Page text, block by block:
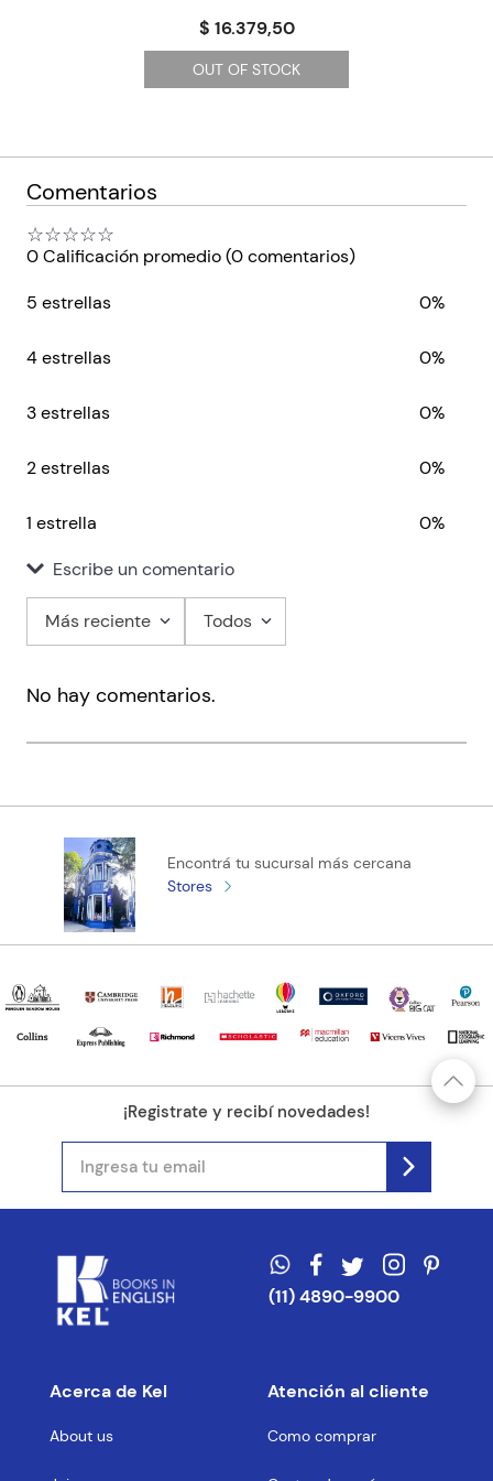
$ 16.379,50
OUT OF STOCK
Comentarios
☆☆☆☆☆
0 Calificación promedio(0 comentarios)
5 estrellas
0%
4 estrellas 0%
3 estrellas 0%
2 estrellas 0%
1 estrella
0%
Escribe un comentario
Título
★★★★★
Tu nombre
Tu ubicación
Dirección de email
Escribe un comentario
Más reciente Todos
No hay comentarios.
Encontrá tu sucursal más cercana
Stores
¡Registrate y recibí novedades!
(11) 4890-9900
Acerca de Kel
About us
Atención al cliente
Como comprar